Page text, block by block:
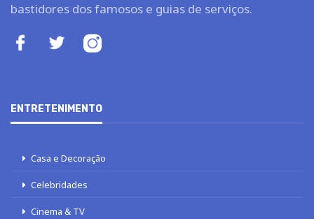
bastidores dos famosos e guias de serviços.
ENTRETENIMENTO
Casa e Decoração
Celebridades
Cinema & TV